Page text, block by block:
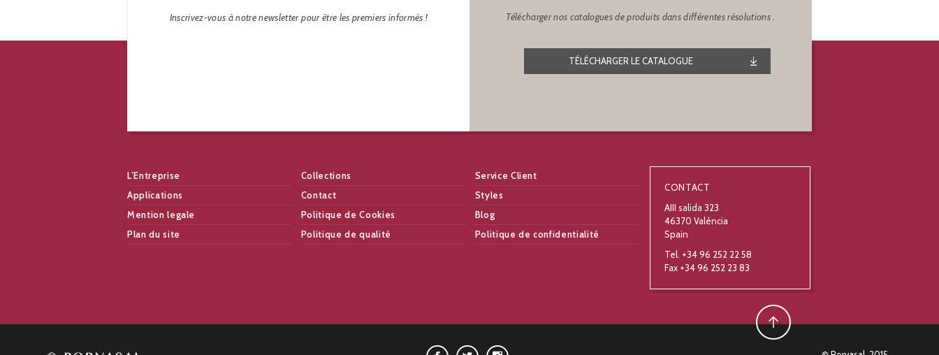
Inscrivez-vous à notre newsletter pour être les premiers informés ! Télécharger nos catalogues de produits dans différentes résolutions .
TÉLÉCHARGER LE CATALOGUE
L’Entreprise Collections
Service Client
Applications
Contact
Styles
Mention legale
Politique de Cookies
Blog
Plan du site
Politique de qualité Politique de confidentialité
CONTACT
AIII salida 323
46370 València
Spain
Tel. +34 96 252 22 58
Fax +34 96 252 23 83